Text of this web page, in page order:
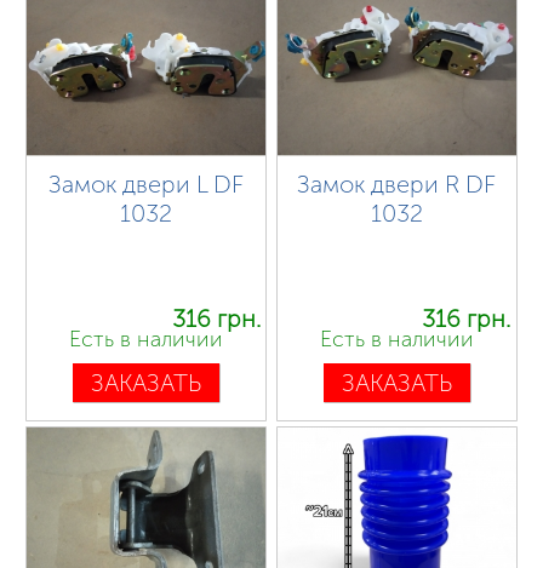
Замок двери L DF
1032
316 грн.
Есть в наличии
ЗАКАЗАТЬ
Замок двери R DF
1032
316 грн.
Есть в наличии
ЗАКАЗАТЬ